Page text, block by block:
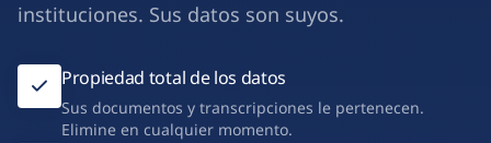
instituciones. Sus datos son suyos.
Propiedad total de los datos
Sus documentos y transcripciones le pertenecen.
Elimine en cualquier momento.